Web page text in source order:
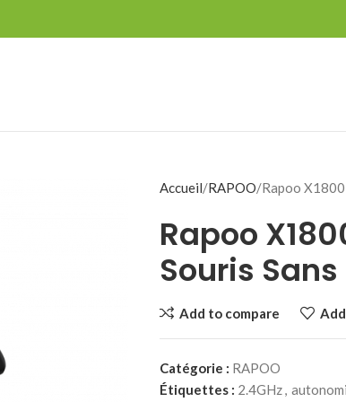
Accueil RAPOO Rapoo
Rapoo
Souris Sans
Add to compare
Catégorie : RAPOO
Étiquettes : 2.4GHz,